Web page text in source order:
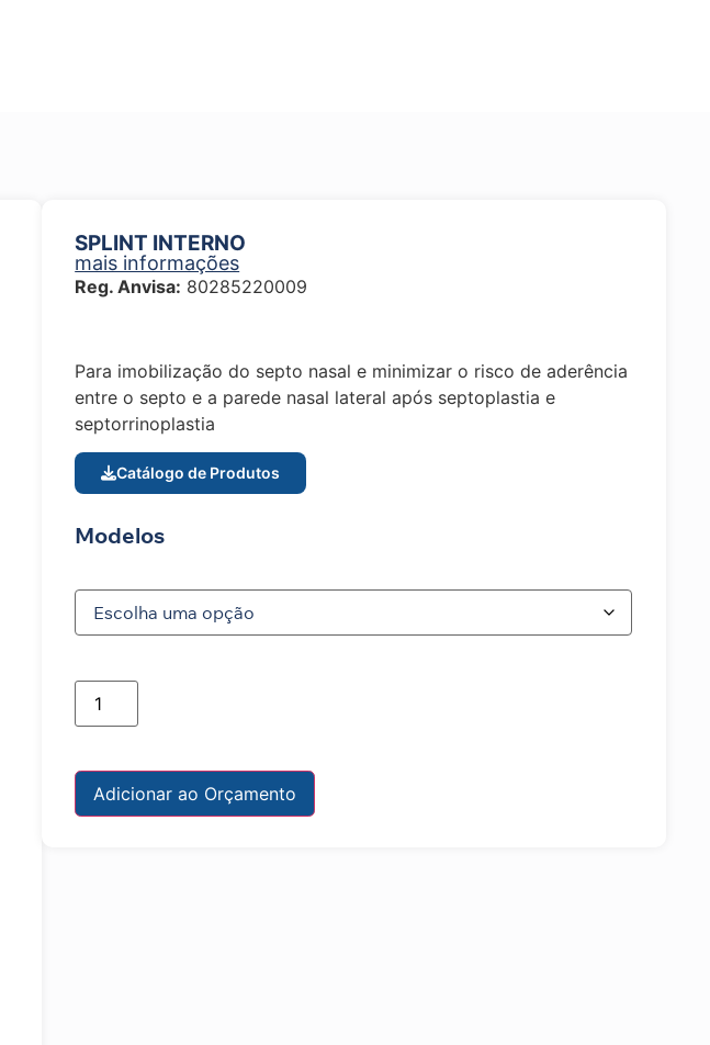
SPLINT INTERNO
mais informações
Reg. Anvisa: 80285220009
Para imobilização do septo nasal e minimizar o risco de aderência
entre o septo e a parede nasal lateral após septoplastia e
septorrinoplastia
Catálogo de Produtos
Modelos
Adicionar ao Orçamento